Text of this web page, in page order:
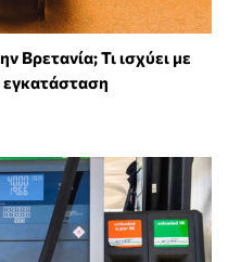
Βρετανία; Τι ισχύει με
εγκατάσταση